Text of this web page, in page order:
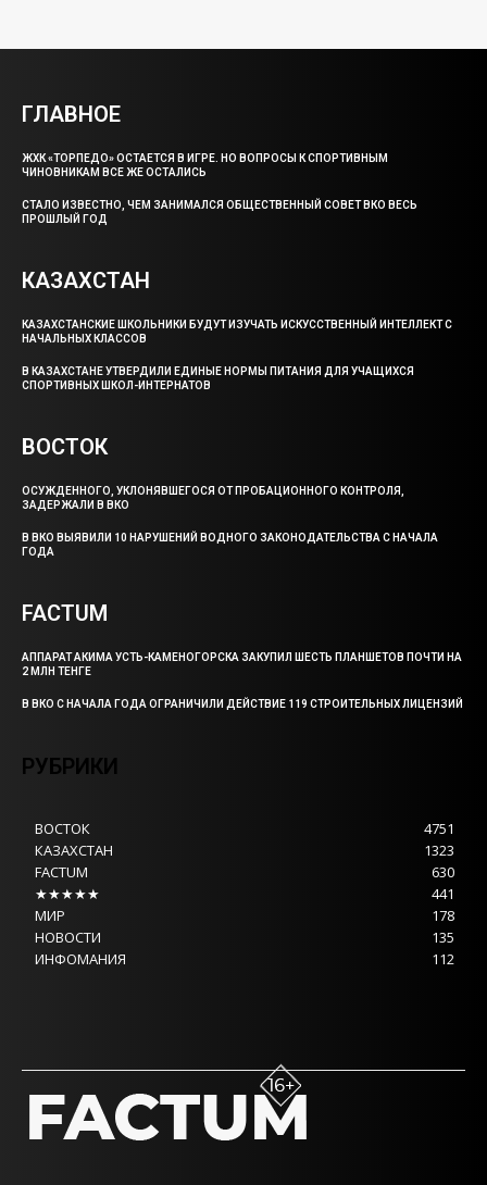
ГЛАВНОЕ
ЖХК «ТОРПЕДО» ОСТАЕТСЯ В ИГРЕ. НО ВОПРОСЫ К СПОРТИВНЫМ
ЧИНОВНИКАМ ВСЕ ЖЕ ОСТАЛИСЬ
СТАЛО ИЗВЕСТНО, ЧЕМ ЗАНИМАЛСЯ ОБЩЕСТВЕННЫЙ СОВЕТ ВКО ВЕСЬ
ПРОШЛЫЙ ГОД
КАЗАХСТАН
КАЗАХСТАНСКИЕ ШКОЛЬНИКИ БУДУТ ИЗУЧАТЬ ИСКУССТВЕННЫЙ ИНТЕЛЛЕКТ С
НАЧАЛЬНЫХ КЛАССОВ
В КАЗАХСТАНЕ УТВЕРДИЛИ ЕДИНЫЕ НОРМЫ ПИТАНИЯ ДЛЯ УЧАЩИХСЯ
СПОРТИВНЫХ ШКОЛ-ИНТЕРНАТОВ
ВОСТОК
ОСУЖДЕННОГО, УКЛОНЯВШЕГОСЯ ОТ ПРОБАЦИОННОГО КОНТРОЛЯ,
ЗАДЕРЖАЛИ В ВКО
В ВКО ВЫЯВИЛИ 10 НАРУШЕНИЙ ВОДНОГО ЗАКОНОДАТЕЛЬСТВА С НАЧАЛА
ГОДА
FACTUM
АППАРАТ АКИМА УСТЬ-КАМЕНОГОРСКА ЗАКУПИЛ ШЕСТЬ ПЛАНШЕТОВ ПОЧТИ НА
2 МЛН ТЕНГЕ
В ВКО С НАЧАЛА ГОДА ОГРАНИЧИЛИ ДЕЙСТВИЕ 119 СТРОИТЕЛЬНЫХ ЛИЦЕНЗИЙ
РУБРИКИ
ВОСТОК
4751
КАЗАХСТАН
1323
FACTUM
630
★★★★★
441
МИР
178
НОВОСТИ
135
ИНФОМАНИЯ
112